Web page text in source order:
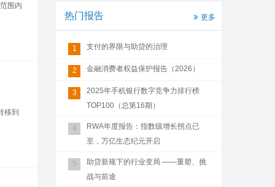
围内
移到
热门报告 更多
1 支付的界限与助贷的治理
2 金融消费者权益保护报告（2026）
3
2025年手机银行数字竞争力排行榜
TOP100（总第16期）
4
RWA年度报告：指数级增长拐点已
至，万亿生态纪元开启
5
助贷新规下的行业变局 ——重塑、挑
战与前途